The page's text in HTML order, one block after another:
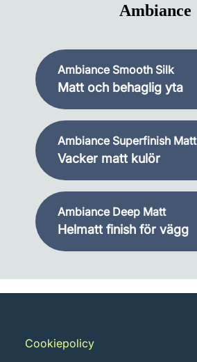
Ambiance
Ambiance Smooth Silk
Matt och behaglig yta
Ambiance Superfinish Matt
Vacker matt kulör
Ambiance Deep Matt
Helmatt finish för vägg
Cookiepolicy